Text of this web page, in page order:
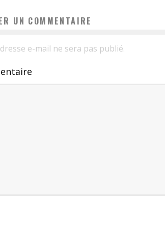
UN COMMENTAIRE
e-mail ne sera pas publié.